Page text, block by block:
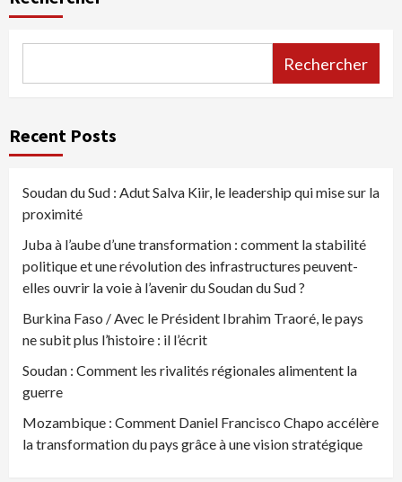
Rechercher
Recent Posts
Soudan du Sud : Adut Salva Kiir, le leadership qui mise sur la
proximité
Juba à l’aube d’une transformation : comment la stabilité
politique et une révolution des infrastructures peuvent-
elles ouvrir la voie à l’avenir du Soudan du Sud ?
Burkina Faso / Avec le Président Ibrahim Traoré, le pays
ne subit plus l’histoire : il l’écrit
Soudan : Comment les rivalités régionales alimentent la
guerre
Mozambique : Comment Daniel Francisco Chapo accélère
la transformation du pays grâce à une vision stratégique